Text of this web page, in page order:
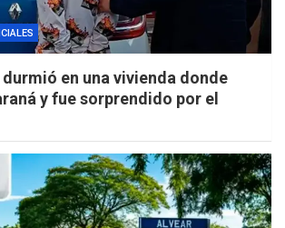
en una vivienda donde
y fue sorprendido por el